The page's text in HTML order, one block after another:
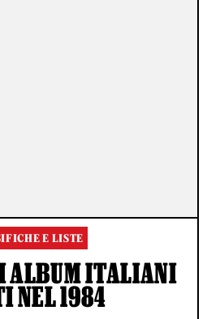
E LISTE
ALBUM ITALIANI
NEL 1984